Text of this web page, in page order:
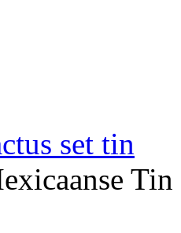
set tin
Tin